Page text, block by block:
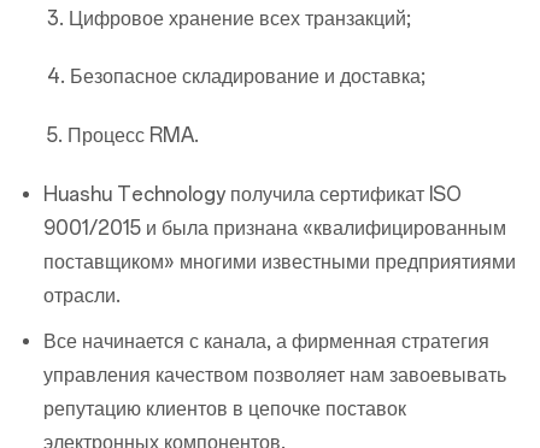
3. Цифровое хранение всех транзакций;
4. Безопасное складирование и доставка;
5. Процесс RMA.
Huashu Technology получила сертификат ISO
9001/2015 и была признана «квалифицированным
поставщиком» многими известными предприятиями
отрасли.
Все начинается с канала, а фирменная стратегия
управления качеством позволяет нам завоевывать
репутацию клиентов в цепочке поставок
электронных компонентов.